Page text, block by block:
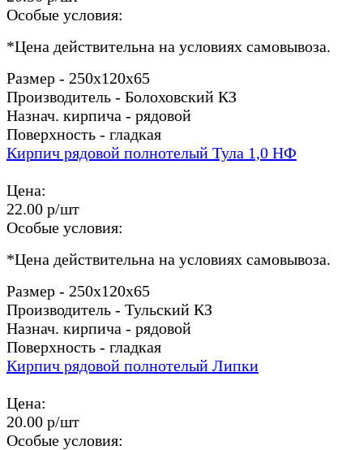
Особые условия:
*Цена действительна на условиях самовывоза.
Размер - 250х120х65
Производитель - Болоховский КЗ
Назнач. кирпича - рядовой
Поверхность - гладкая
Кирпич рядовой полнотелый Тула 1,0 НФ
Цена:
22.00 р/шт
Особые условия:
*Цена действительна на условиях самовывоза.
Размер - 250х120х65
Производитель - Тульский КЗ
Назнач. кирпича - рядовой
Поверхность - гладкая
Кирпич рядовой полнотелый Липки
Цена:
20.00 р/шт
Особые условия: